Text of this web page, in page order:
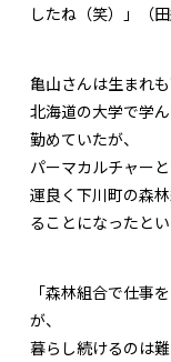
したね（笑）」（田
亀山さんは生まれも
北海道の大学で学
勤めていたが、
パーマカルチャー
運良く下川町の森
ることになったとい
「森林組合で仕事
が、
暮らし続けるのは